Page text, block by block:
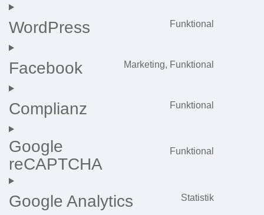
WordPress
Funktional
Facebook
Marketing, Funktional
Complianz
Funktional
Google
reCAPTCHA
Funktional
Google Analytics
Statistik